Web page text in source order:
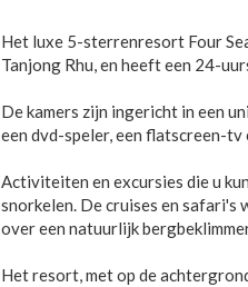
Het luxe 5-sterrenresort Four
Tanjong Rhu, en heeft een 24-
De kamers zijn ingericht in een
een dvd-speler, een flatscreen-
Activiteiten en excursies die u
snorkelen. De cruises en safari's
over een natuurlijk
Het resort, met op de